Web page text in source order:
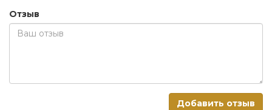
Отзыв
Добавить отзыв